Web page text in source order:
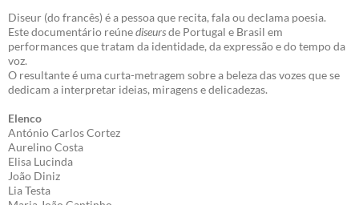
Diseur (do francês) é a pessoa que recita, fala ou declama poesia.
Este documentário reúnediseursde Portugal e Brasil em
performances que tratam da identidade, da expressão e do tempo da
voz.
O resultante é uma curta-metragem sobre a beleza das vozes que se
dedicam a interpretar ideias, miragens e delicadezas.
Elenco
António Carlos Cortez
Aurelino Costa
Elisa Lucinda
João Diniz
Lia Testa